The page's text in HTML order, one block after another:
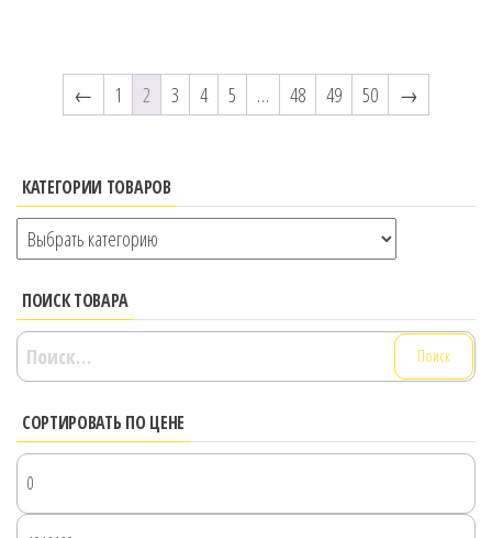
← 1 2 3 4 5 … 48 49 50 →
КАТЕГОРИИ ТОВАРОВ
ПОИСК ТОВАРА
Найти:
СОРТИРОВАТЬ ПО ЦЕНЕ